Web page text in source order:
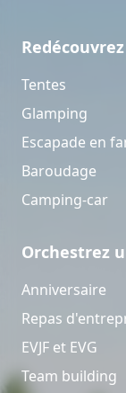
Tentes
Glamping
Escapade en
Baroudage
Camping-car
Orchestrez
Anniversaire
Repas
EVJF et EVG
Team building